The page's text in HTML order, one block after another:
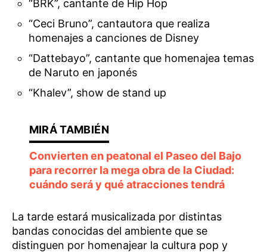
“BRK”, cantante de Hip Hop
“Ceci Bruno”, cantautora que realiza
homenajes a canciones de Disney
“Dattebayo”, cantante que homenajea temas
de Naruto en japonés
“Khalev”, show de stand up
Convierten en peatonal el Paseo del Bajo
para recorrer la mega obra de la Ciudad:
cuándo será y qué atracciones tendrá
La tarde estará musicalizada por distintas
bandas conocidas del ambiente que se
distinguen por homenajear la cultura pop y